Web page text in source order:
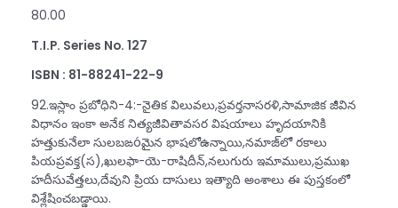
80.00
T.I.P. Series No. 127
ISBN : 81-88241-22-9
92.ఇస్లాం ప్రబోధిని-4:-నైతిక విలువలు,ప్రవర్తనాసరళి,సామాజిక జీవిన
విధానం ఇంకా అనేక నిత్యజీవితావసర విషయాలు హృదయానికి
హత్తుకునేలా సులబఙóమైన భాషలోఉన్నాయి,నమాజ్‌లో రకాలు
పియప్రవక్త(స),ఖులఫా-యె-రాషిదీన్‌,నలుగురు ఇమాములు,ప్రముఖ
హదీసువేత్తలు,దేవుని ప్రియ దాసులు ఇత్యాది అంశాలు ఈ పుస్తకంలో
విశ్లేషించబడ్డాయి.